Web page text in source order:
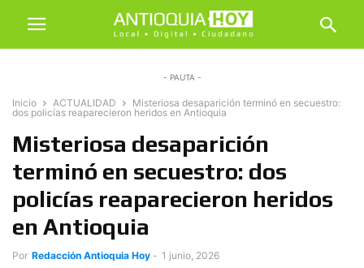
- PAUTA -
Inicio ACTUALIDAD
Misteriosa desaparición terminó en secuestro:
dos policías reaparecieron heridos en Antioquia
Misteriosa desaparición
terminó en secuestro: dos
policías reaparecieron heridos
en Antioquia
Por Redacción Antioquia Hoy - 1 junio, 2026